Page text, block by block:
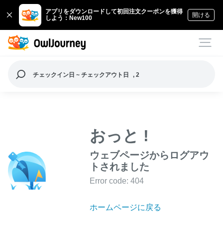
アプリをダウンロードして初回注文クーポンを獲得
しよう：New100
開ける
チェックイン日 ~ チェックアウト日 , 2
おっと !
ウェブページからログアウ
トされました
Error code: 404
ホームページに戻る